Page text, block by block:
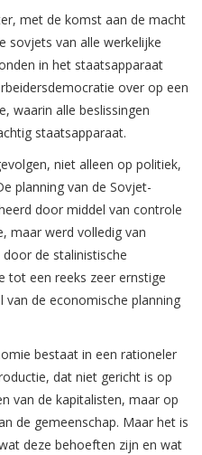
met de komst aan de macht
sovjets van alle werkelijke
in het staatsapparaat
over op een
waarin alle beslissingen
staatsapparaat.
niet alleen op politiek,
planning van de Sovjet-
door middel van controle
maar werd volledig van
de stalinistische
tot een reeks zeer ernstige
de economische planning
bestaat in een rationeler
dat niet gericht is op
van de kapitalisten, maar op
de gemeenschap. Maar het is
deze behoeften zijn en wat